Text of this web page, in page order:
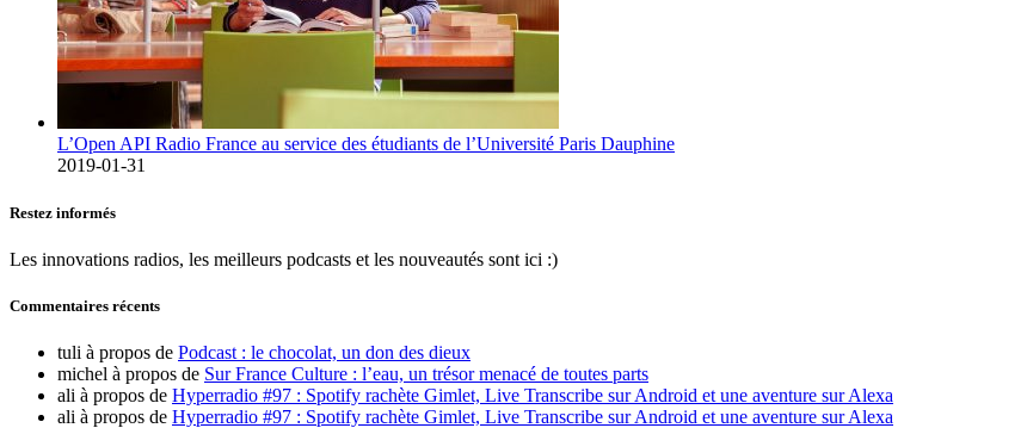
L’Open API Radio France au service des étudiants de l’Université Paris Dauphine
2019-01-31
Restez informés
Les innovations radios, les meilleurs podcasts et les nouveautés sont ici :)
Commentaires récents
tuli à propos de Podcast : le chocolat, un don des dieux
michel à propos de Sur France Culture : l’eau, un trésor menacé de toutes parts
ali à propos de Hyperradio #97 : Spotify rachète Gimlet, Live Transcribe sur Android et une aventure sur Alexa
ali à propos de Hyperradio #97 : Spotify rachète Gimlet, Live Transcribe sur Android et une aventure sur Alexa